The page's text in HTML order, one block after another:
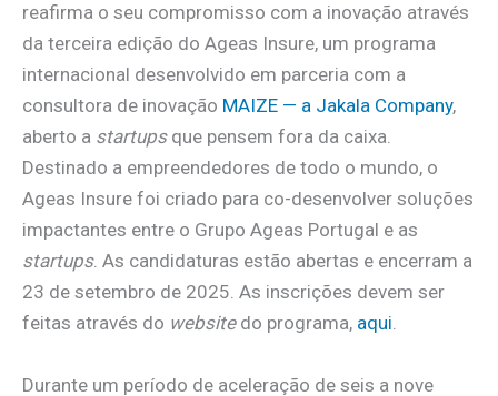
reafirma o seu compromisso com a inovação através
da terceira edição do Ageas Insure, um programa
internacional desenvolvido em parceria com a
consultora de inovação MAIZE — a Jakala Company,
aberto a startupsque pensem fora da caixa.
Destinado a empreendedores de todo o mundo, o
Ageas Insure foi criado para co-desenvolver soluções
impactantes entre o Grupo Ageas Portugal e as
startups. As candidaturas estão abertas e encerram a
23 de setembro de 2025. As inscrições devem ser
feitas através do websitedo programa, aqui.
Durante um período de aceleração de seis a nove